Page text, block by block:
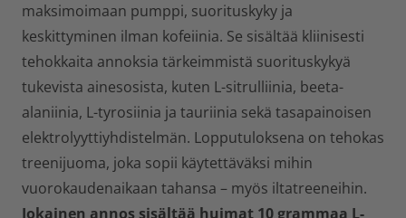
maksimoimaan pumppi, suorituskyky ja
keskittyminen ilman kofeiinia. Se sisältää kliinisesti
tehokkaita annoksia tärkeimmistä suorituskykyä
tukevista ainesosista, kuten L-sitrulliinia, beeta-
alaniinia, L-tyrosiinia ja tauriinia sekä tasapainoisen
elektrolyyttiyhdistelmän. Lopputuloksena on tehokas
treenijuoma, joka sopii käytettäväksi mihin
vuorokaudenaikaan tahansa – myös iltatreeneihin.
Jokainen annos sisältää huimat 10 grammaa L-